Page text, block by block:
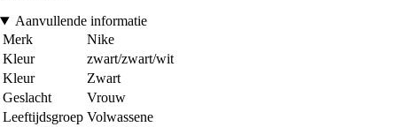
Aanvullende informatie
Merk
Nike
Kleur
zwart/zwart/wit
Kleur
Zwart
Geslacht
Vrouw
Leeftijdsgroep Volwassene